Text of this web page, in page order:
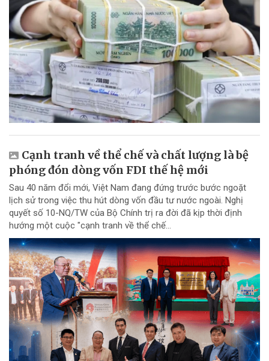
Cạnh tranh về thể chế và chất lượng là bệ
phóng đón dòng vốn FDI thế hệ mới
Sau 40 năm đổi mới, Việt Nam đang đứng trước bước ngoặt
lịch sử trong việc thu hút dòng vốn đầu tư nước ngoài. Nghị
quyết số 10-NQ/TW của Bộ Chính trị ra đời đã kịp thời định
hướng một cuộc "cạnh tranh về thể chế...